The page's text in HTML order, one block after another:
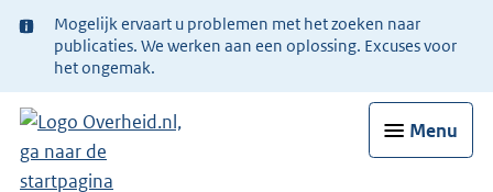
Ter
informatie:
Mogelijk ervaart u problemen met het zoeken naar
publicaties. We werken aan een oplossing. Excuses voor
het ongemak.
Menu